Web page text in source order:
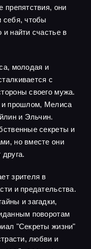
препятствия, они
себя, чтобы
и найти счастье в
молодая и
с
своего мужа.
и прошлом, Мелиса
и Эльчин.
секреты и
но вместе они
зрителя в
и предательства.
и загадки,
поворотам
"Секреты жизни"
любви и